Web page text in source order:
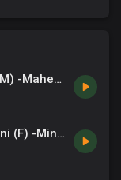
02 - OmShanti Om Dhwani (M) -Mahendra Kapoor .mp3
01 - Om Chanting Om Dhwani (F) -Minu Purushottam .mp3